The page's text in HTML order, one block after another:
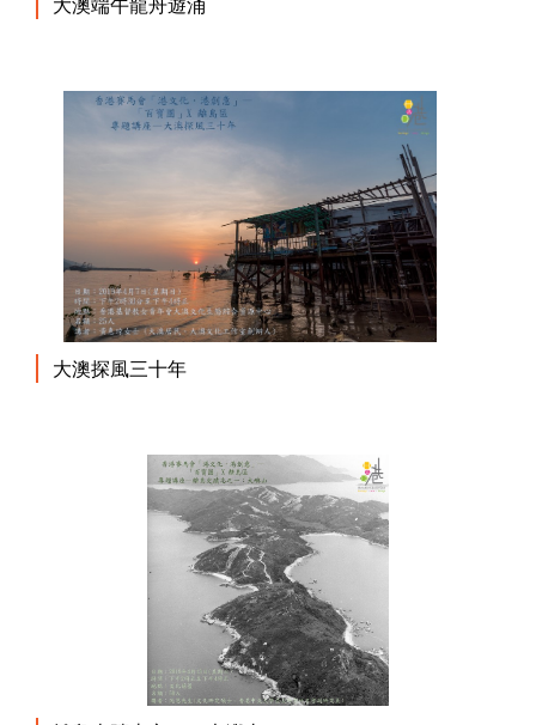
大澳端午龍舟遊涌
大澳探風三十年